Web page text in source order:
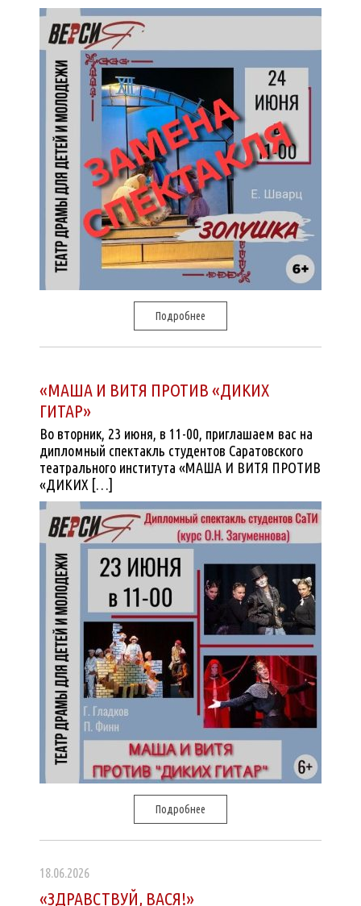
Подробнее
«МАША И ВИТЯ ПРОТИВ «ДИКИХ
ГИТАР»
Во вторник, 23 июня, в 11-00, приглашаем вас на
дипломный спектакль студентов Саратовского
театрального института «МАША И ВИТЯ ПРОТИВ
«ДИКИХ […]
Подробнее
18.06.2026
«ЗДРАВСТВУЙ, ВАСЯ!»